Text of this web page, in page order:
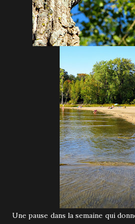
Une pause dans la semaine qui